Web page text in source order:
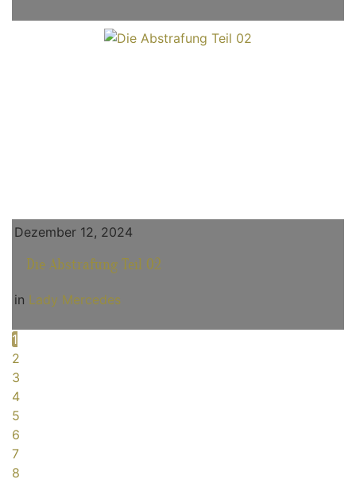
Dezember 12, 2024
Die Abstrafung Teil 02
in Lady Mercedes
1
2
3
4
5
6
7
8